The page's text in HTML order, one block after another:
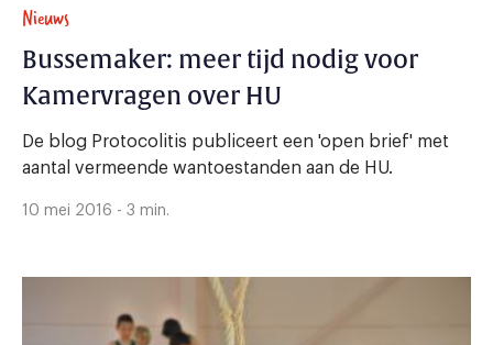
Nieuws
Bussemaker: meer tijd nodig voor
Kamervragen over HU
De blog Protocolitis publiceert een 'open brief' met
aantal vermeende wantoestanden aan de HU.
10 mei 2016 - 3 min.